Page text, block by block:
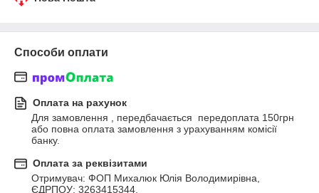
Способи оплати
Оплата на рахунок
Для замовлення , передбачається  передоплата 150грн
або повна оплата замовлення з урахуванням комісії
банку.
Оплата за реквізитами
Отримувач: ФОП Михалюк Юлія Володимирівна,
ЄДРПОУ: 3263415344,